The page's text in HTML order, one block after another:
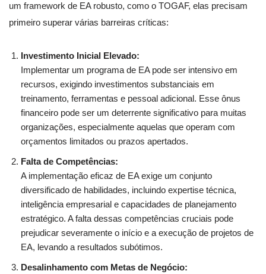
um framework de EA robusto, como o TOGAF, elas precisam
primeiro superar várias barreiras críticas:
Investimento Inicial Elevado:
Implementar um programa de EA pode ser intensivo em
recursos, exigindo investimentos substanciais em
treinamento, ferramentas e pessoal adicional. Esse ônus
financeiro pode ser um deterrente significativo para muitas
organizações, especialmente aquelas que operam com
orçamentos limitados ou prazos apertados.
Falta de Competências:
A implementação eficaz de EA exige um conjunto
diversificado de habilidades, incluindo expertise técnica,
inteligência empresarial e capacidades de planejamento
estratégico. A falta dessas competências cruciais pode
prejudicar severamente o início e a execução de projetos de
EA, levando a resultados subótimos.
Desalinhamento com Metas de Negócio: